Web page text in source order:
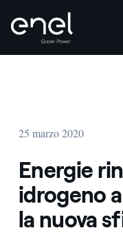
25 marzo 2020
Energie
idrogeno
la nuova